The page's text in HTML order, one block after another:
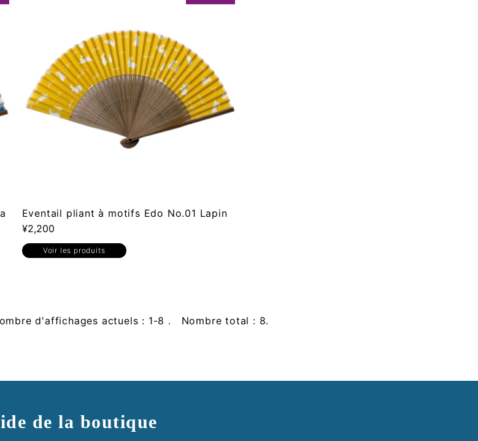
Eventail pliant à motifs Edo No.01 Lapin
¥2,200
Voir les produits
d'affichages actuels : 1-8 . Nombre total : 8.
de la boutique